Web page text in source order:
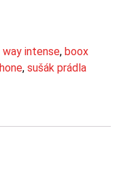
way intense, boox
, sušák prádla